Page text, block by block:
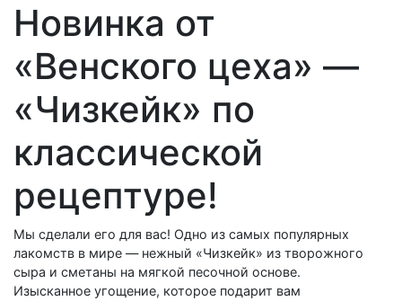
Новинка от
«Венского цеха» —
«Чизкейк» по
классической
рецептуре!
Мы сделали его для вас! Одно из самых популярных
лакомств в мире — нежный «Чизкейк» из творожного
сыра и сметаны на мягкой песочной основе.
Изысканное угощение, которое подарит вам